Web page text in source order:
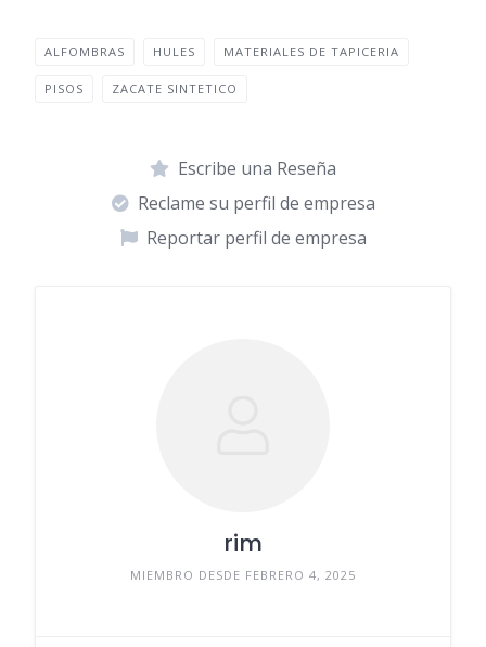
ALFOMBRAS HULES MATERIALES DE TAPICERIA
PISOS ZACATE SINTETICO
Escribe una Reseña
Reclame su perfil de empresa
Reportar perfil de empresa
rim
MIEMBRO DESDE FEBRERO 4, 2025